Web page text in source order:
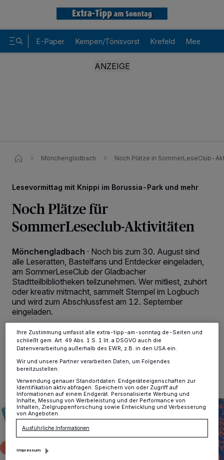
E-Paper Kempen/Tönisvorst Krefeld Meerbusch
Mönchengladbach Noch Plätze in SommerLeseClub-
Lesevormittag mit Knippi im Borussia-Park und mehr
Noch Plätze für
SommerLeseclub-Aktivitäten
Mönchengladbach · Noch bis zum 30. August sind
alle Leseratten, Bastelfans und Entdecker eingeladen,
am SommerLeseClub der Gladbacher
Stadtteilbibliotheken teilzunehmen. Wer mitliest, zuhört
oder kreativ mitmacht, sammelt Stempel im Logbuch
und wird zum Abschlussfest am 12. September
eingeladen.
09.07.2025 , 10:53 Uhr 2 Minuten Lesezeit
Wir und unsere218-Partner speichern und greifen auf
Kennungen auf Ihrem Gerät zu. Durch Auswahl von OK aktivieren Sie
Tracking-Technologien für die unter „Wir und unsere Partner
verarbeiten Daten, um Ihnen Dienste bereitzustellen“ aufgeführten
Zwecke. Wenn Tracker deaktiviert sind, sind manche Inhalte und
Anzeigen möglicherweise nicht mehr so relevant für Sie. Sie können
dieses Menü jederzeit wieder aufrufen, um Ihre Einstellungen zu
ändern oder Ihre Einwilligung zu widerrufen, indem Sie auf den Link
Einstellungen oder Ablehnen am unteren Rand der Webseite klicken.
Ihre Einstellungen gelten innerhalb unseres Website. Weitere
Ihre Zustimmung umfasst alle extra-tipp-am-sonntag.de-Seiten und
schließt gem. Art. 49 Abs. 1 S. 1 lit. a DSGVO auch die
Datenverarbeitung außerhalb des EWR, z.B. in den USA ein.
Wir und unsere Partner verarbeiten Daten, um Folgendes
bereitzustellen:
Verwendung genauer Standortdaten. Endgeräteeigenschaften zur
Identifikation aktiv abfragen. Speichern von oder Zugriff auf
Informationen auf einem Endgerät. Personalisierte Werbung und
Inhalte, Messung von Werbeleistung und der Performance von
Inhalten, Zielgruppenforschung sowie Entwicklung und Verbesserung
von Angeboten.
Ausführliche Informationen
Impressum